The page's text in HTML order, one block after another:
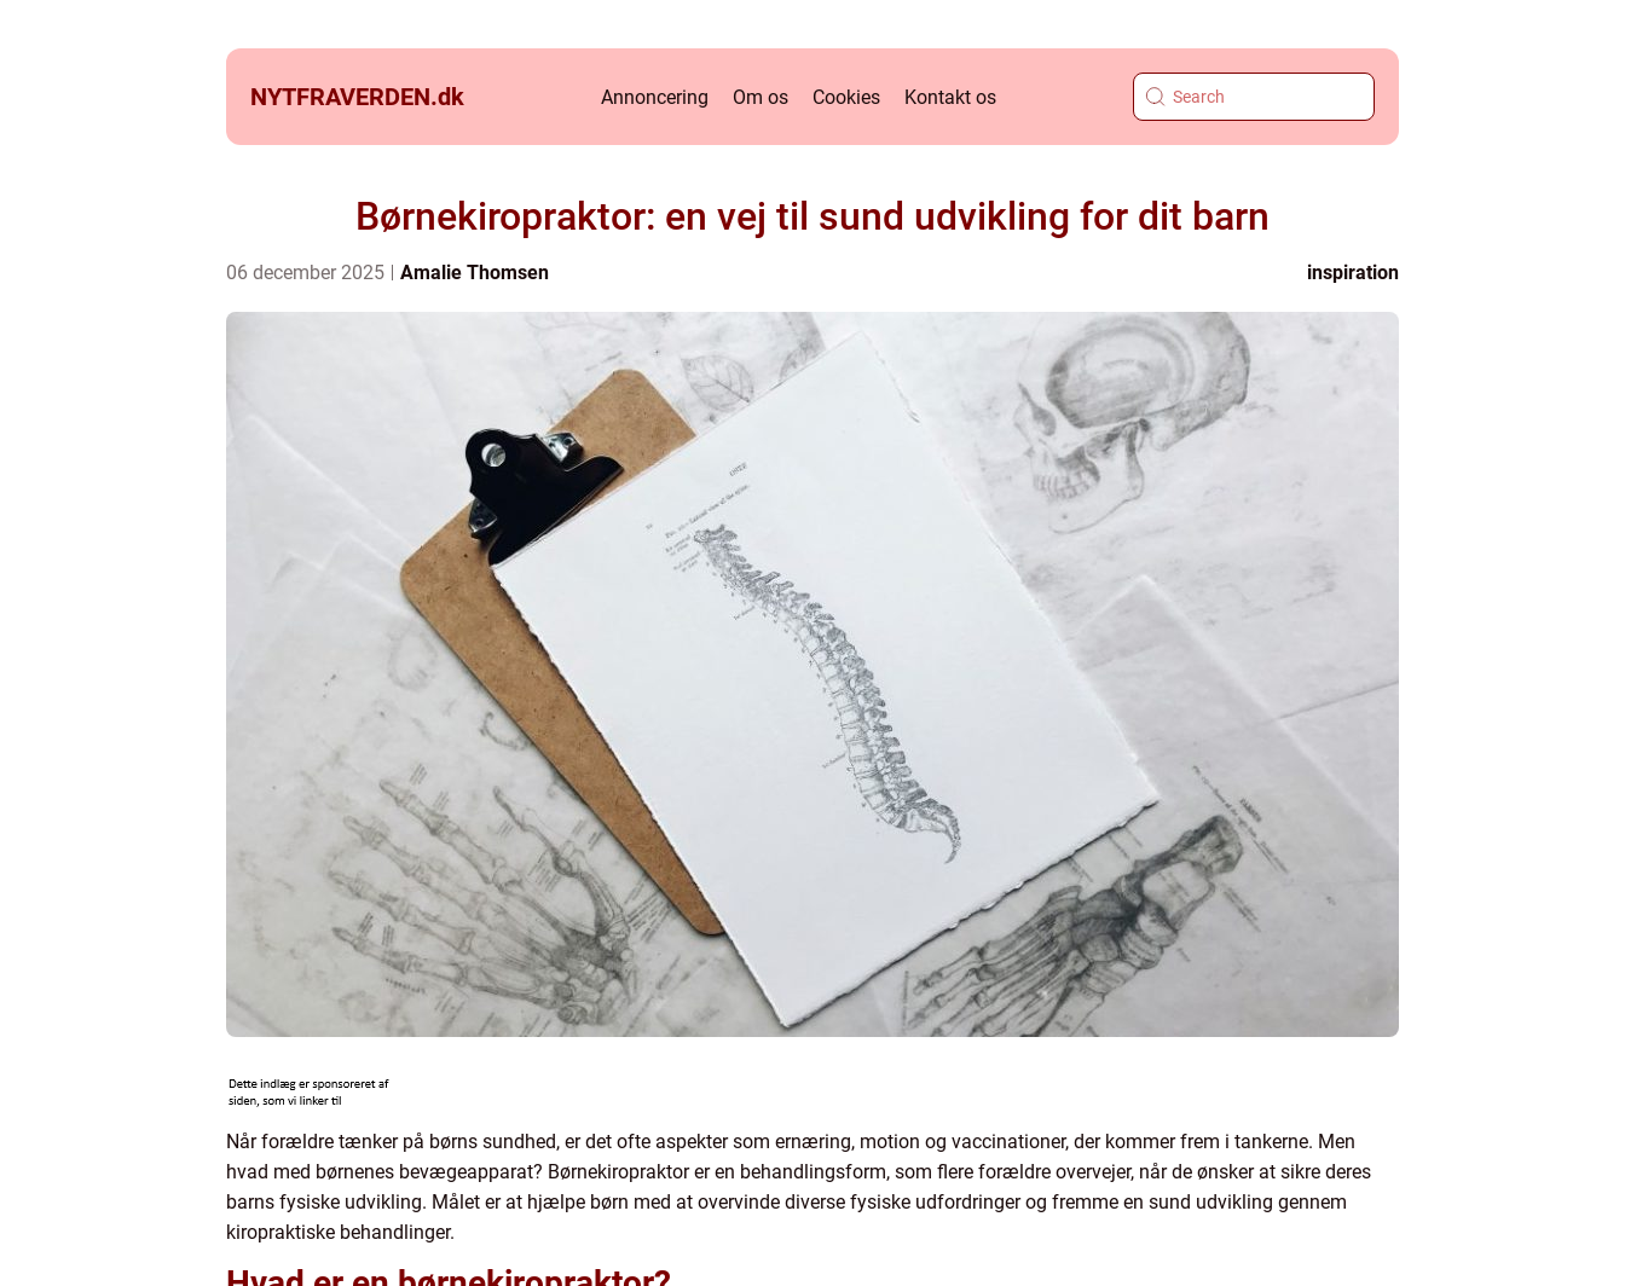
NYTFRAVERDEN.dk Annoncering Om os Cookies Kontakt os
Børnekiropraktor: en vej til sund udvikling for dit barn
06 december 2025 Amalie Thomsen inspiration
Når forældre tænker på børns sundhed, er det ofte aspekter som ernæring, motion og vaccinationer, der kommer frem i tankerne. Men
hvad med børnenes bevægeapparat? Børnekiropraktor er en behandlingsform, som flere forældre overvejer, når de ønsker at sikre deres
barns fysiske udvikling. Målet er at hjælpe børn med at overvinde diverse fysiske udfordringer og fremme en sund udvikling gennem
kiropraktiske behandlinger.